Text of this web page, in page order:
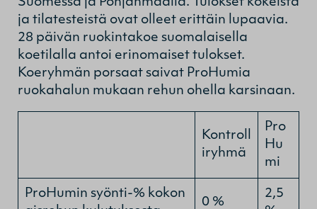
ja tilatesteistä ovat olleet erittäin lupaavia.
28 päivän ruokintakoe suomalaisella
koetilalla antoi erinomaiset tulokset.
Koeryhmän porsaat saivat ProHumia
ruokahalun mukaan rehun ohella karsinaan.
Kontroll
iryhmä
Pro
Hu
mi
ProHumin syönti-% kokon
0 %
2,5